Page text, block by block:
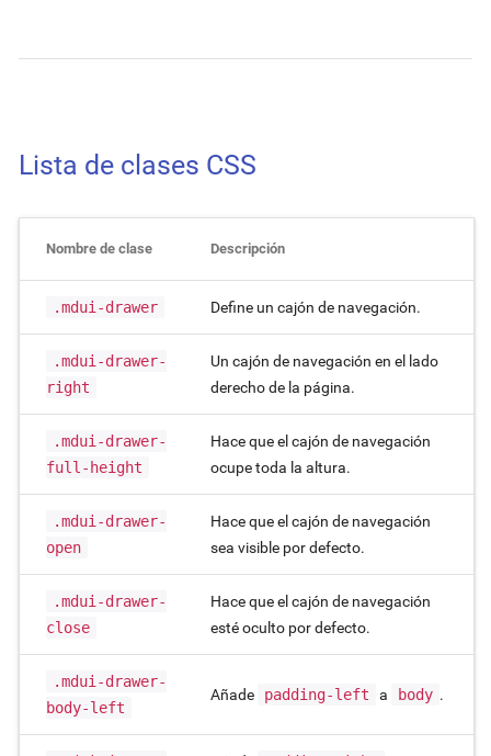
Lista de clases CSS
Nombre de clase Descripción
.mdui-drawer Define un cajón de navegación.
.mdui-drawer-
right
Un cajón de navegación en el lado
derecho de la página.
.mdui-drawer-
full-height
Hace que el cajón de navegación
ocupe toda la altura.
.mdui-drawer-
open
Hace que el cajón de navegación
sea visible por defecto.
.mdui-drawer-
close
Hace que el cajón de navegación
esté oculto por defecto.
.mdui-drawer-
body-left
Añade padding-left a body .